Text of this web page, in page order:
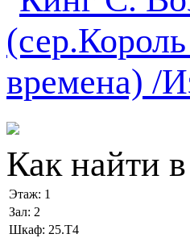
Как найти
Этаж: 1
Зал: 2
Шкаф: 25.Т4